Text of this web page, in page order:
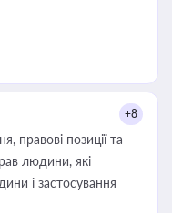
+8
правові позиції та
людини, які
і застосування